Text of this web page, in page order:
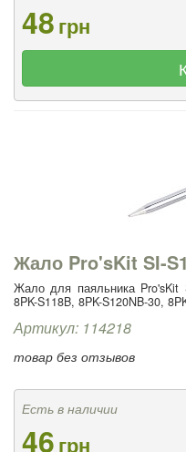
48грн
Жало Pro'sKit SI-
Жало для паяльника Pro'sKit
8PK-S118B, 8PK-S120NB-30,
Артикул: 114218
товар без отзывов
Есть в наличии
46грн